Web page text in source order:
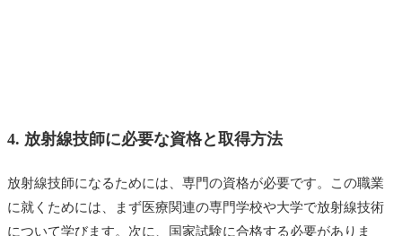
4. 放射線技師に必要な資格と取得方法
放射線技師になるためには、専門の資格が必要です。この職業
に就くためには、まず医療関連の専門学校や大学で放射線技術
について学びます。次に、国家試験に合格する必要がありま